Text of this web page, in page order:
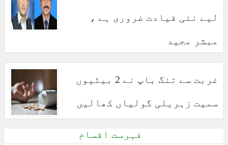
لیے نئی قیادت ضروری ہے ،
مبشر مجید
غربت سے تنگ باپ نے 2 بیٹیوں
سمیت زہریلی گولیاں کھالیں
فہرست اقسام